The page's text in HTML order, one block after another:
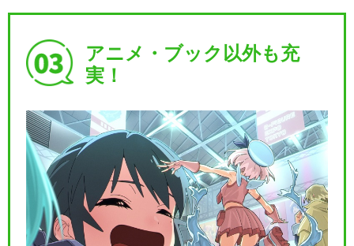
アニメ・ブック以外も充
実！